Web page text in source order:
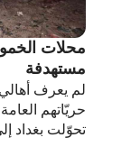
محلات
مستهدفة
لم يعرف
حريّاتهم
تحوّلت بغداد